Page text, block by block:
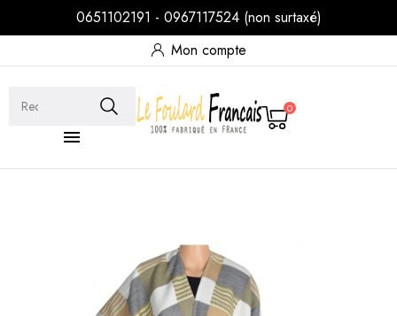
0651102191 - 0967117524 (non surtaxé)
Mon compte

0